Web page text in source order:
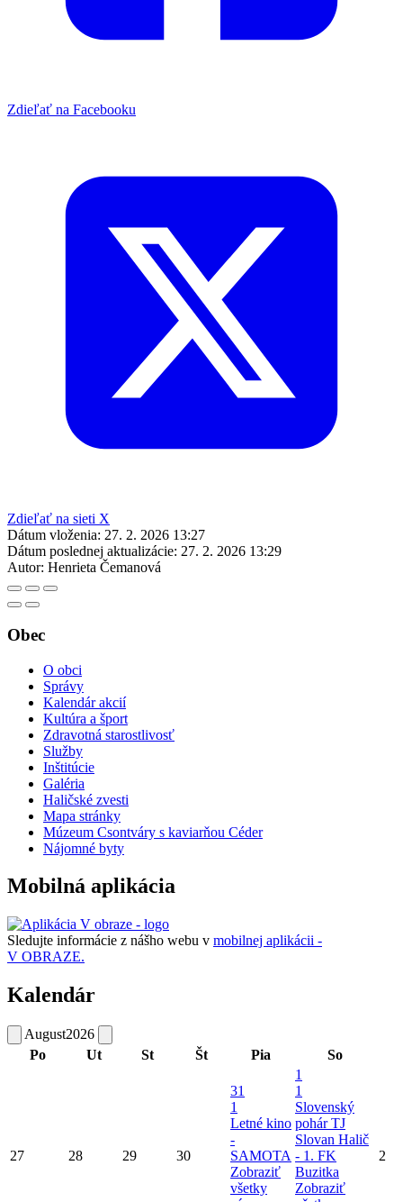
Zdieľať na Facebooku
Zdieľať na sieti X
Dátum vloženia: 27. 2. 2026 13:27
Dátum poslednej aktualizácie: 27. 2. 2026 13:29
Autor: Henrieta Čemanová
Obec
O obci
Správy
Kalendár akcií
Kultúra a šport
Zdravotná starostlivosť
Služby
Inštitúcie
Galéria
Haličské zvesti
Mapa stránky
Múzeum Csontváry s kaviarňou Céder
Nájomné byty
Mobilná aplikácia
Sledujte informácie z nášho webu v mobilnej aplikácii -
V OBRAZE.
Kalendár
August2026
Po
Ut St Št Pia So
27 28 29 30
31
1
Letné kino
-
SAMOTA
Zobraziť
všetky
1
1
Slovenský
pohár TJ
Slovan Halič
- 1. FK
Buzitka
Zobraziť
2